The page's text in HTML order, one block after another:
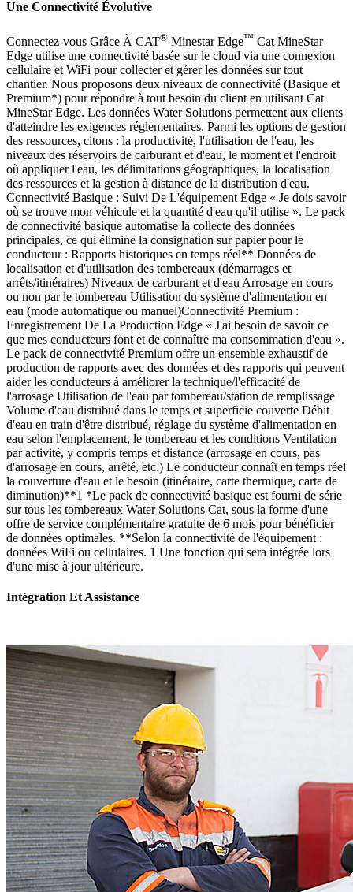
Une Connectivité Évolutive
Connectez-vous Grâce À CAT® Minestar Edge™ Cat MineStar
Edge utilise une connectivité basée sur le cloud via une connexion
cellulaire et WiFi pour collecter et gérer les données sur tout
chantier. Nous proposons deux niveaux de connectivité (Basique et
Premium*) pour répondre à tout besoin du client en utilisant Cat
MineStar Edge. Les données Water Solutions permettent aux clients
d'atteindre les exigences réglementaires. Parmi les options de gestion
des ressources, citons : la productivité, l'utilisation de l'eau, les
niveaux des réservoirs de carburant et d'eau, le moment et l'endroit
où appliquer l'eau, les délimitations géographiques, la localisation
des ressources et la gestion à distance de la distribution d'eau.
Connectivité Basique : Suivi De L'équipement Edge « Je dois savoir
où se trouve mon véhicule et la quantité d'eau qu'il utilise ». Le pack
de connectivité basique automatise la collecte des données
principales, ce qui élimine la consignation sur papier pour le
conducteur : Rapports historiques en temps réel** Données de
localisation et d'utilisation des tombereaux (démarrages et
arrêts/itinéraires) Niveaux de carburant et d'eau Arrosage en cours
ou non par le tombereau Utilisation du système d'alimentation en
eau (mode automatique ou manuel) ​​​​​​​ Connectivité Premium :
Enregistrement De La Production Edge « J'ai besoin de savoir ce
que mes conducteurs font et de connaître ma consommation d'eau ».
Le pack de connectivité Premium offre un ensemble exhaustif de
production de rapports avec des données et des rapports qui peuvent
aider les conducteurs à améliorer la technique/l'efficacité de
l'arrosage Utilisation de l'eau par tombereau/station de remplissage
Volume d'eau distribué dans le temps et superficie couverte Débit
d'eau en train d'être distribué, réglage du système d'alimentation en
eau selon l'emplacement, le tombereau et les conditions Ventilation
par activité, y compris temps et distance (arrosage en cours, pas
d'arrosage en cours, arrêté, etc.) Le conducteur connaît en temps réel
la couverture d'eau et le besoin (itinéraire, carte thermique, carte de
diminution)**1 *Le pack de connectivité basique est fourni de série
sur tous les tombereaux Water Solutions Cat, sous la forme d'une
offre de service complémentaire gratuite de 6 mois pour bénéficier
de données optimales. **Selon la connectivité de l'équipement :
données WiFi ou cellulaires. 1 Une fonction qui sera intégrée lors
d'une mise à jour ultérieure.
Intégration Et Assistance